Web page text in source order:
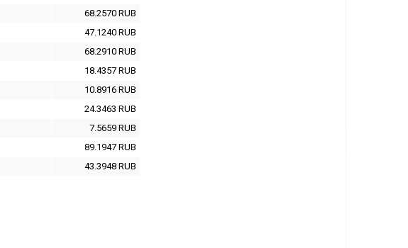
68.2570 RUB
47.1240 RUB
68.2910 RUB
18.4357 RUB
10.8916 RUB
24.3463 RUB
7.5659 RUB
89.1947 RUB
43.3948 RUB